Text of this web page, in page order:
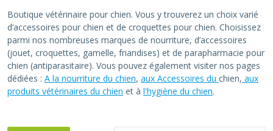
Boutique vétérinaire pour chien. Vous y trouverez un choix varié
d’accessoires pour chien et de croquettes pour chien. Choisissez
parmi nos nombreuses marques de nourriture, d’accessoires
(jouet, croquettes, gamelle, friandises) et de parapharmacie pour
chien (antiparasitaire). Vous pouvez également visiter nos pages
dédiées : A la nourriture du chien, aux Accessoires du chien, aux
produits vétérinaires du chien et à l'hygiène du chien.